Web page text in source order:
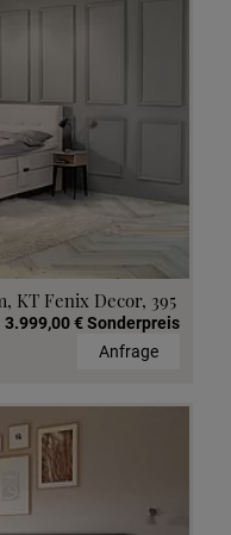
KT Fenix Decor, 395
3.999,00 € Sonderpreis
Anfrage